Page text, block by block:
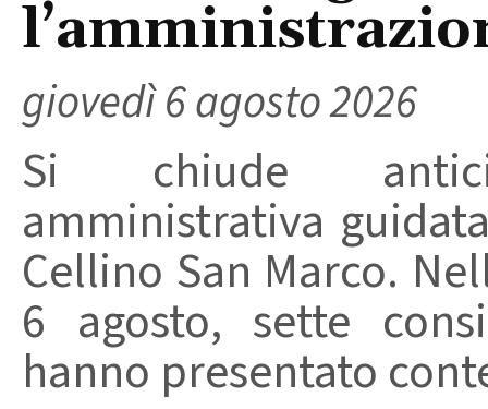
giovedì 6 agosto 2026
Si chiude
amministrativa
Cellino San Marco.
6 agosto, sette
hanno presentato